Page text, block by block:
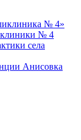
№ 4»
№ 4
села
Анисовка